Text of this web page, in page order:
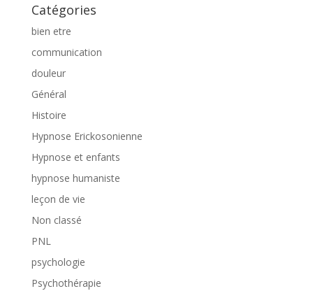
Catégories
bien etre
communication
douleur
Général
Histoire
Hypnose Erickosonienne
Hypnose et enfants
hypnose humaniste
leçon de vie
Non classé
PNL
psychologie
Psychothérapie